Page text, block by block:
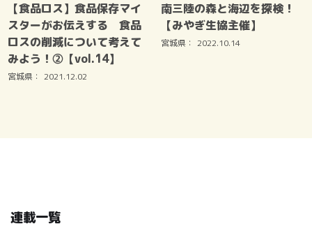
【食品ロス】食品保存マイ
スターがお伝えする 食品
ロスの削減について考えて
みよう！②【vol.14】
宮城県： 2021.12.02
南三陸の森と海辺を探検！
【みやぎ生協主催】
宮城県： 2022.10.14
連載一覧